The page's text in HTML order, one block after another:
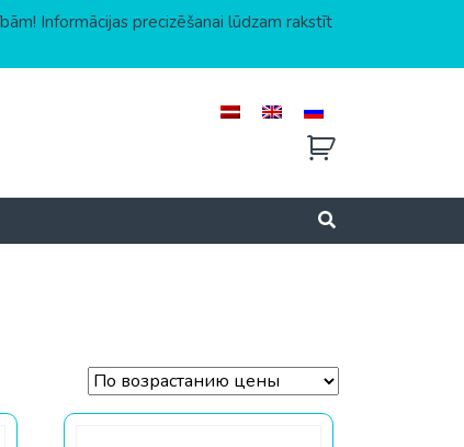
Informācijas precizēšanai lūdzam rakstīt